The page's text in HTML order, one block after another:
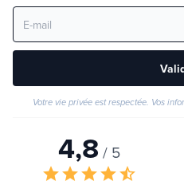
Votre vie privée est respectée. Vos
4,8 / 5
starstarstarstarstar_half